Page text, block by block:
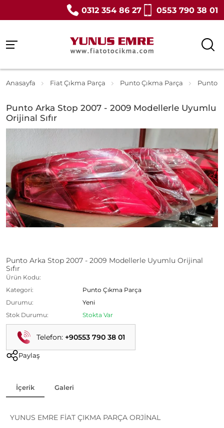
0312 354 86 27 0553 790 38 01
Anasayfa Fiat Çıkma Parça Punto Çıkma Parça Punto
Punto Arka Stop 2007 - 2009 Modellerle Uyumlu
Orijinal Sıfır
Punto Arka Stop 2007 - 2009 Modellerle Uyumlu Orijinal
Sıfır
Ürün Kodu:
Kategori:
Punto Çıkma Parça
Durumu:
Yeni
Stok Durumu:
Stokta Var
Telefon: +90553 790 38 01
Paylaş
İçerik Galeri
YUNUS EMRE FİAT ÇIKMA PARÇA ORJİNAL